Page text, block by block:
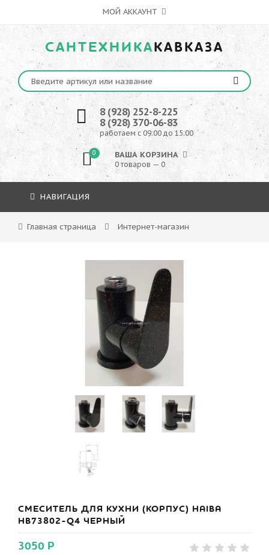
МОЙ АККАУНТ
САНТЕХНИКАКАВКАЗА
8 (928) 252-8-225
8 (928) 370-06-83
работаем с 09:00 до 15:00
0 ВАША КОРЗИНА
0 товаров — 0
НАВИГАЦИЯ
Главная страница Интернет-магазин
СМЕСИТЕЛЬ ДЛЯ КУХНИ (КОРПУС) HAIBA
HB73802-Q4 ЧЕРНЫЙ
3050 Р